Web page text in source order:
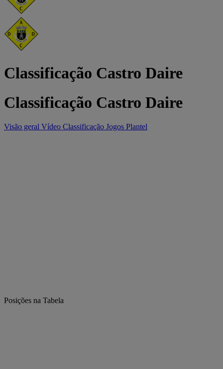
Classificação Castro Daire
Classificação Castro Daire
Visão geral Vídeo Classificação Jogos Plantel
Posições na Tabela